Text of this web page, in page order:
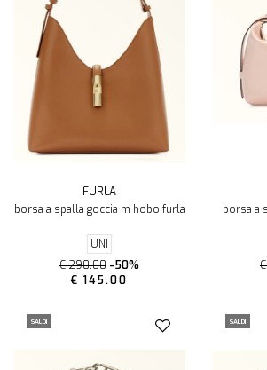
FURLA
borsa a spalla goccia m hobo furla
UNI
€ 290.00 -50%
€ 145.00
borsa a
SALDI SALDI